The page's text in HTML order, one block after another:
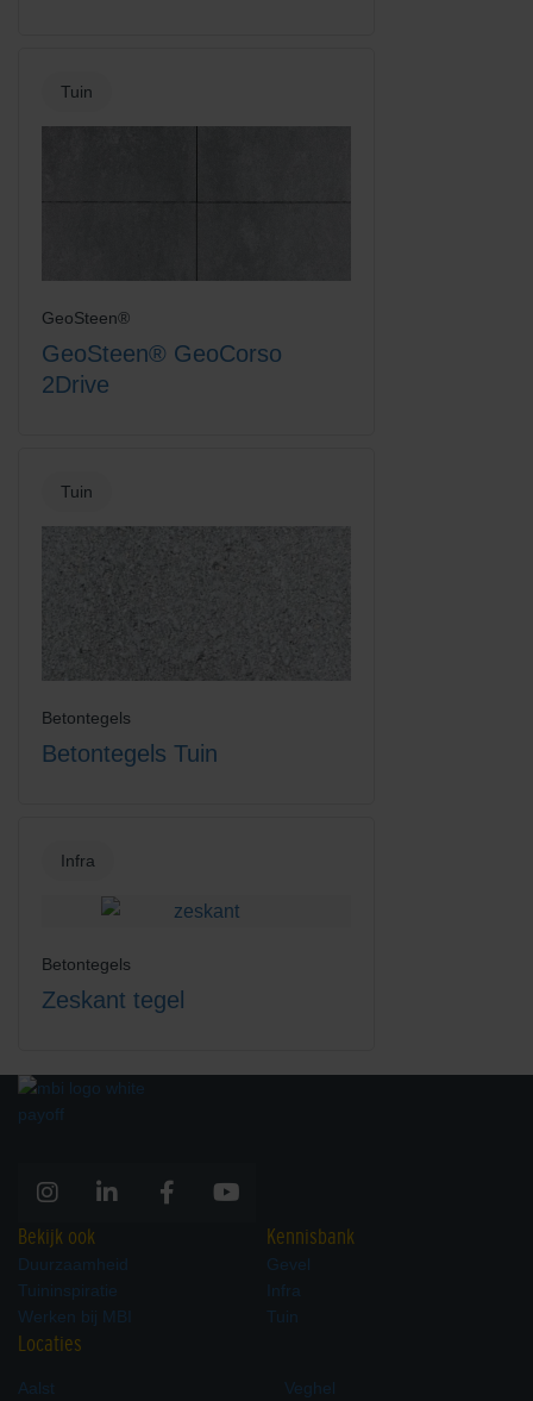
Tuin
GeoSteen®
GeoSteen® GeoCorso
2Drive
Tuin
Betontegels
Betontegels Tuin
Infra
Betontegels
Zeskant tegel
Bekijk ook
Duurzaamheid
Tuininspiratie
Werken bij MBI
Kennisbank
Gevel
Infra
Tuin
Locaties
Aalst Veghel